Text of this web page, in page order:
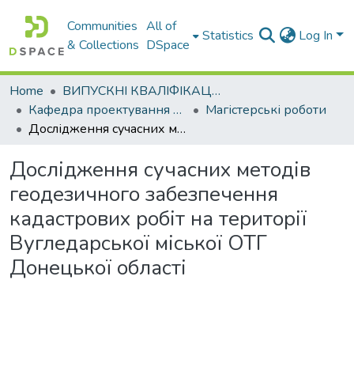
Communities
& Collections
All of
DSpace
Statistics Log In
Home
ВИПУСКНІ КВАЛІФІКАЦІЙНІ РОБОТИ
Кафедра проектування доріг, геодезії і землеустрою
Магістерські роботи
Дослідження сучасних методів геодезичного забезпечення кадастрових робіт на території Вугледарської міської ОТГ Донецької області
Дослідження сучасних методів
геодезичного забезпечення
кадастрових робіт на території
Вугледарської міської ОТГ
Донецької області